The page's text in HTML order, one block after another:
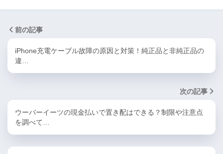
前の記事
iPhone充電ケーブル故障の原因と対策！純正品と非純正品の
違…
次の記事
ウーバーイーツの現金払いで置き配はできる？制限や注意点
を調べて…